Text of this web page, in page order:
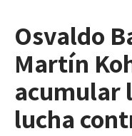
Osvaldo
Martín
acumular
lucha